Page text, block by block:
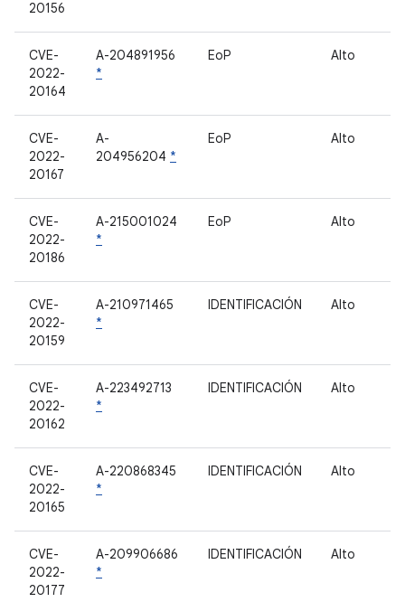
20156
CVE-
2022-
20164
A-204891956
*
EoP Alto
CVE-
2022-
20167
A-
204956204 *
EoP Alto
CVE-
2022-
20186
A-215001024
*
EoP Alto
CVE-
2022-
20159
A-210971465
*
IDENTIFICACIÓN Alto
CVE-
2022-
20162
A-223492713
*
IDENTIFICACIÓN Alto
CVE-
2022-
20165
A-220868345
*
IDENTIFICACIÓN Alto
CVE-
2022-
20177
A-209906686
*
IDENTIFICACIÓN Alto